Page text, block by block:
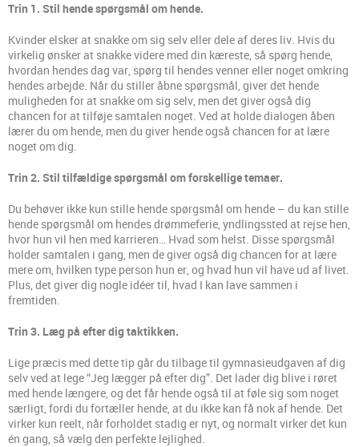
Trin 1. Stil hende spørgsmål om hende.
Kvinder elsker at snakke om sig selv eller dele af deres liv. Hvis du
virkelig ønsker at snakke videre med din kæreste, så spørg hende,
hvordan hendes dag var, spørg til hendes venner eller noget omkring
hendes arbejde. Når du stiller åbne spørgsmål, giver det hende
muligheden for at snakke om sig selv, men det giver også dig
chancen for at tilføje samtalen noget. Ved at holde dialogen åben
lærer du om hende, men du giver hende også chancen for at lære
noget om dig.
Trin 2. Stil tilfældige spørgsmål om forskellige temaer.
Du behøver ikke kun stille hende spørgsmål om hende – du kan stille
hende spørgsmål om hendes drømmeferie, yndlingssted at rejse hen,
hvor hun vil hen med karrieren… Hvad som helst. Disse spørgsmål
holder samtalen i gang, men de giver også dig chancen for at lære
mere om, hvilken type person hun er, og hvad hun vil have ud af livet.
Plus, det giver dig nogle idéer til, hvad I kan lave sammen i
fremtiden.
Trin 3. Læg på efter dig taktikken.
Lige præcis med dette tip går du tilbage til gymnasieudgaven af dig
selv ved at lege “Jeg lægger på efter dig”. Det lader dig blive i røret
med hende længere, og det får hende også til at føle sig som noget
særligt, fordi du fortæller hende, at du ikke kan få nok af hende. Det
virker kun reelt, når forholdet stadig er nyt, og normalt virker det kun
én gang, så vælg den perfekte lejlighed.